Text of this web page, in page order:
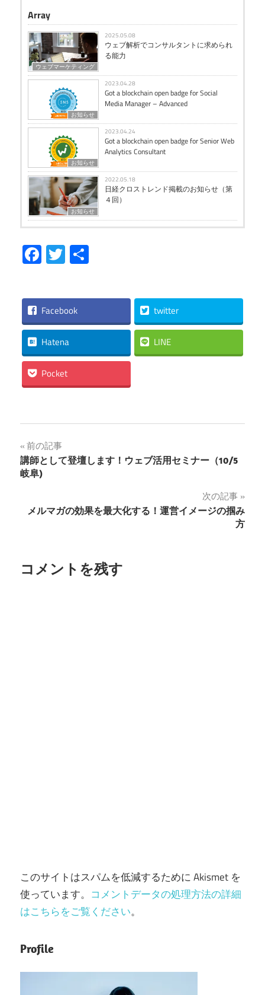
Array
ウェブマーケティング
2025.05.08
ウェブ解析でコンサルタントに求められ
る能力
お知らせ
2023.04.28
Got a blockchain open badge for Social
Media Manager – Advanced
お知らせ
2023.04.24
Got a blockchain open badge for Senior Web
Analytics Consultant
お知らせ
2022.05.18
日経クロストレンド掲載のお知らせ（第
４回）
Facebook
Twitter
Facebook twitter
Hatena LINE
Pocket
投
稿
ビ
ー
前の記事
講師として登壇します！ウェブ活用セミナー（10/5
岐阜)
次の記事
メルマガの効果を最大化する！運営イメージの掴み
方
コメントを残す
このサイトはスパムを低減するために Akismet を
使っています。 コメントデータの処理方法の詳細
はこちらをご覧ください。
Profile